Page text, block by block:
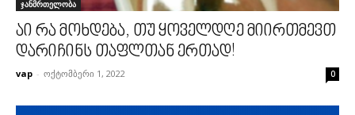
ჯანმრთელობა
აი რა მოხდება, თუ ყოველდღე მიირთმევთ
დარიჩინს თაფლთან ერთად!
vap - ოქტომბერი 1, 2022 0